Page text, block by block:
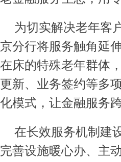
为切实解决老年客
京分行将服务触角延
在床的特殊老年群体
更新、业务签约等多
化模式，让金融服务
在长效服务机制建
完善设施暖心办、主